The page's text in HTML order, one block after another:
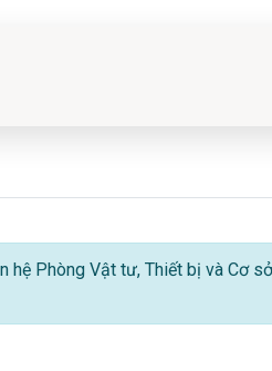
hệ Phòng Vật tư, Thiết bị và Cơ